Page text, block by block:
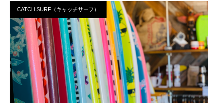
CATCH SURF（キャッチサーフ）